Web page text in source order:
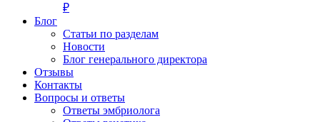
₽
Блог
Статьи по разделам
Новости
Блог генерального директора
Отзывы
Контакты
Вопросы и ответы
Ответы эмбриолога